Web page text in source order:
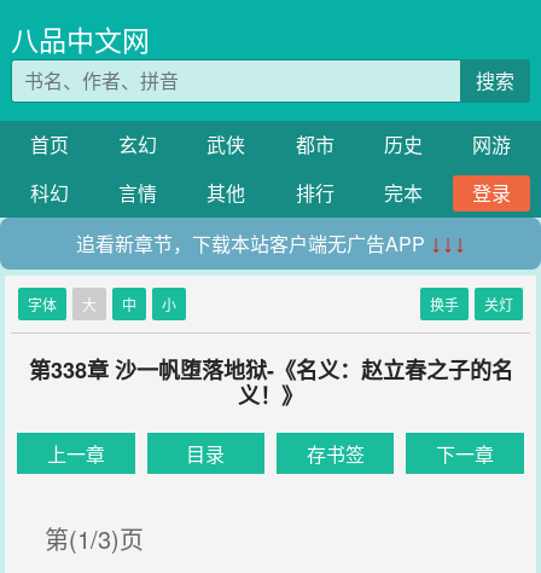
八品中文网
搜索
首页 玄幻 武侠 都市 历史
网游
科幻
言情 其他 排行 完本
登录
追看新章节，下载本站客户端无广告APP ↓↓↓
字体 大 中 小 换手 关灯
第338章 沙一帆堕落地狱-《名义：赵立春之子的名
义！》
上一章 目录 存书签 下一章
第(1/3)页